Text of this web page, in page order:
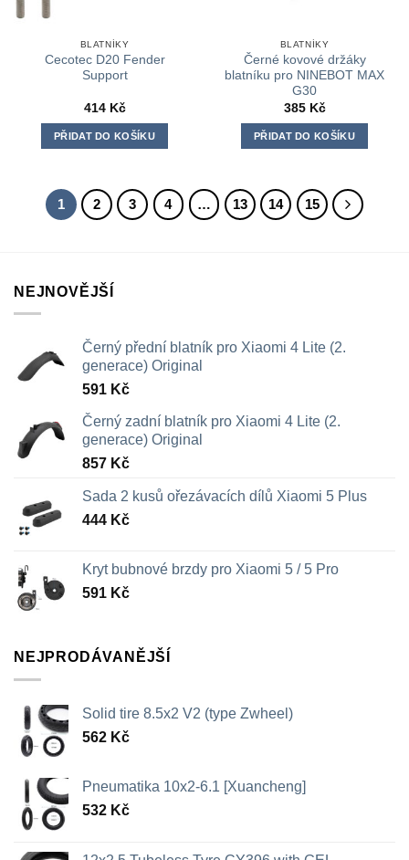
BLATNÍKY
Cecotec D20 Fender
Support
414 Kč
PŘIDAT DO KOŠÍKU
BLATNÍKY
Černé kovové držáky
blatníku pro NINEBOT MAX
G30
385 Kč
PŘIDAT DO KOŠÍKU
1 2 3 4 … 13 14 15
NEJNOVĚJŠÍ
Černý přední blatník pro Xiaomi 4 Lite (2.
generace) Original
591 Kč
Černý zadní blatník pro Xiaomi 4 Lite (2.
generace) Original
857 Kč
Sada 2 kusů ořezávacích dílů Xiaomi 5 Plus
444 Kč
Kryt bubnové brzdy pro Xiaomi 5 / 5 Pro
591 Kč
NEJPRODÁVANĚJŠÍ
Solid tire 8.5x2 V2 (type Zwheel)
562 Kč
Pneumatika 10x2-6.1 [Xuancheng]
532 Kč